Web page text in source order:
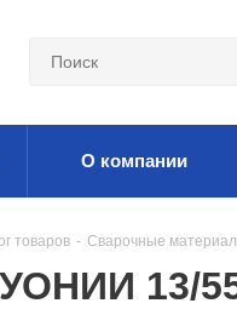
О компании
товаров - Сварочные
13/